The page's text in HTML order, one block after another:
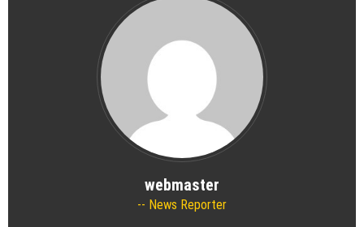
webmaster
News Reporter